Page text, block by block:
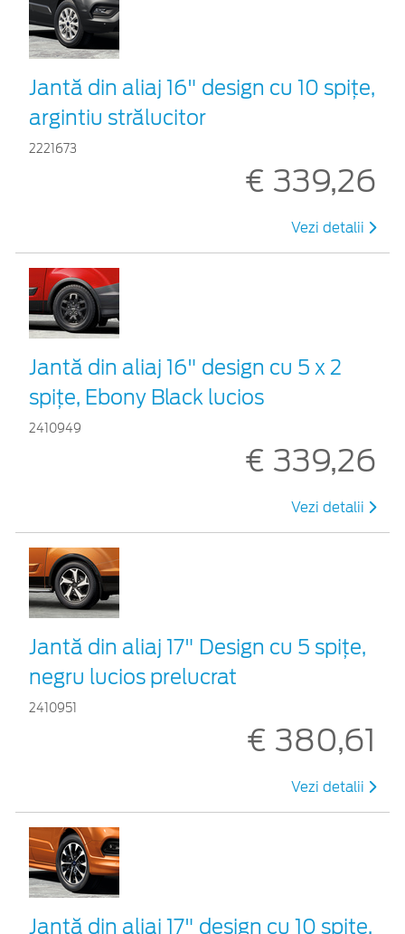
Jantă din aliaj 16" design cu 10 spițe,
argintiu strălucitor
2221673
€ 339,26
Vezi detalii
Jantă din aliaj 16" design cu 5 x 2
spițe, Ebony Black lucios
2410949
€ 339,26
Vezi detalii
Jantă din aliaj 17" Design cu 5 spiţe,
negru lucios prelucrat
2410951
€ 380,61
Vezi detalii
Jantă din aliaj 17" design cu 10 spițe,